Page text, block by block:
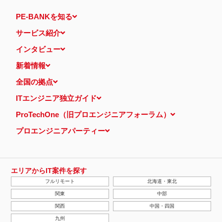
PE-BANKを知る
サービス紹介
インタビュー
新着情報
全国の拠点
ITエンジニア独立ガイド
ProTechOne（旧プロエンジニアフォーラム）
プロエンジニアパーティー
エリアからIT案件を探す
フルリモート 北海道・東北
関東 中部
関西 中国・四国
九州